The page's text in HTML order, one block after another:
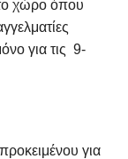
χώρο όπου
για τις 9-
για